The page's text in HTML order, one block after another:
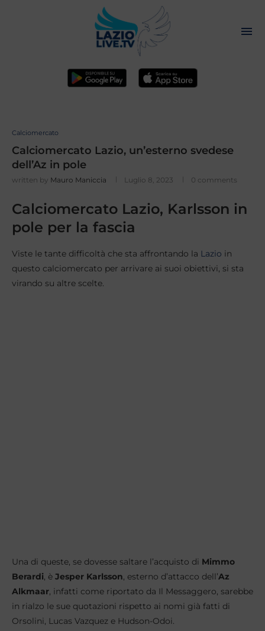
Calciomercato
Calciomercato Lazio, un’esterno svedese
dell’Az in pole
written by Mauro Maniccia Luglio 8, 2023 0 comments
Calciomercato Lazio, Karlsson in
pole per la fascia
Viste le tante difficoltà che sta affrontando la Lazio in
questo calciomercato per arrivare ai suoi obiettivi, si sta
virando su altre scelte.
Una di queste, se dovesse saltare l’acquisto di Mimmo
Berardi, è Jesper Karlsson, esterno d’attacco dell’Az
Alkmaar, infatti come riportato da Il Messaggero, sarebbe
in rialzo le sue quotazioni rispetto ai nomi già fatti di
Orsolini, Lucas Vazquez e Hudson-Odoi.